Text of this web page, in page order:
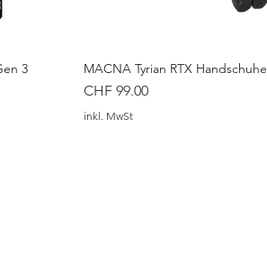
3 MACNA Tyrian RTX Handschuhe
Preis
CHF 99.00
inkl. MwSt